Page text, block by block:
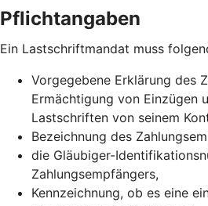
Pflichtangaben
Ein Lastschriftmandat muss
Vorgegebene Erklärung des
Ermächtigung von Einzügen
Lastschriften von seinem
Bezeichnung des
die Gläubiger-
Zahlungsempfängers,
Kennzeichnung, ob es eine